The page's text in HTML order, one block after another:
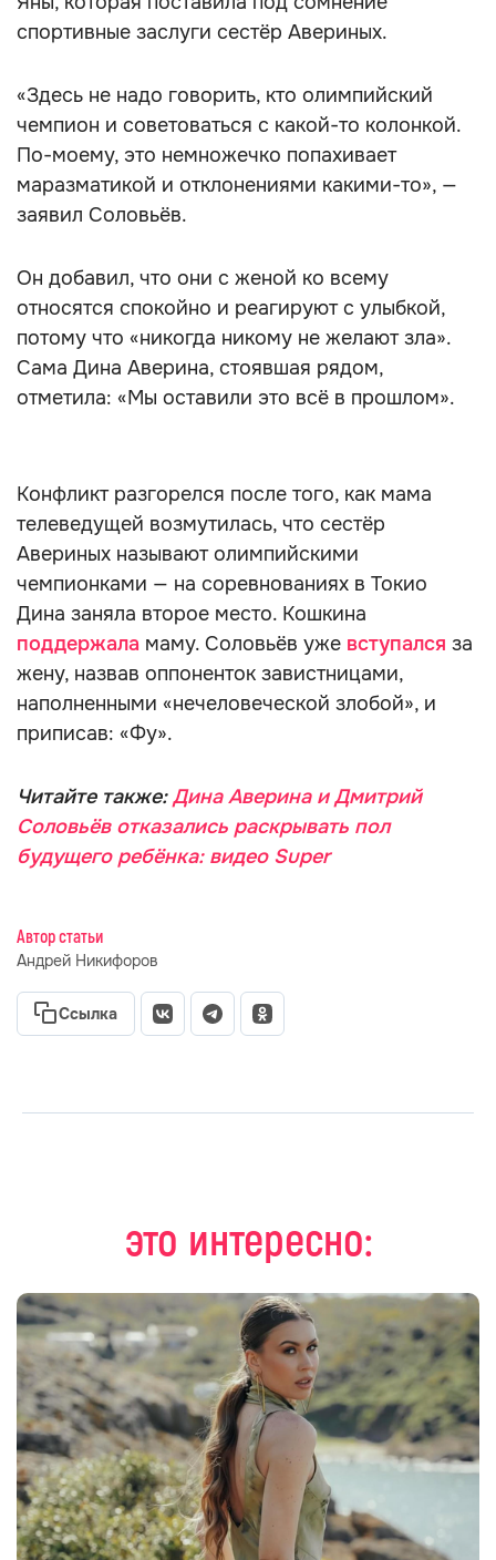
спортивные заслуги сестёр Авериных.
«Здесь не надо говорить, кто олимпийский
чемпион и советоваться с какой-то колонкой.
По-моему, это немножечко попахивает
маразматикой и отклонениями какими-то», —
заявил Соловьёв.
Он добавил, что они с женой ко всему
относятся спокойно и реагируют с улыбкой,
потому что «никогда никому не желают зла».
Сама Дина Аверина, стоявшая рядом,
отметила: «Мы оставили это всё в прошлом».
Конфликт разгорелся после того, как мама
телеведущей возмутилась, что сестёр
Авериных называют олимпийскими
чемпионками — на соревнованиях в Токио
Дина заняла второе место. Кошкина
поддержала маму. Соловьёв уже вступался за
жену, назвав оппоненток завистницами,
наполненными «нечеловеческой злобой», и
приписав: «Фу».
Читайте также:Дина Аверина и Дмитрий
Соловьёв отказались раскрывать пол
будущего ребёнка: видео Super
Автор статьи
Андрей Никифоров
Ссылка
это интересно: